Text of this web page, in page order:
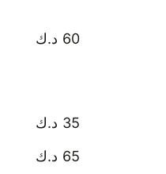
60 د.ك
35 د.ك
65 د.ك